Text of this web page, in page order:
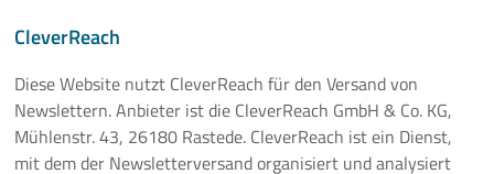
CleverReach
Diese Website nutzt CleverReach für den Versand von
Newslettern. Anbieter ist die CleverReach GmbH & Co. KG,
Mühlenstr. 43, 26180 Rastede. CleverReach ist ein Dienst,
mit dem der Newsletterversand organisiert und analysiert